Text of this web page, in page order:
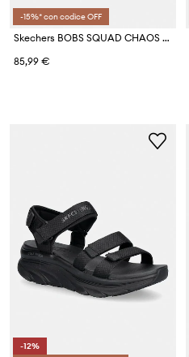
-15%* con codice OFF
Skechers BOBS SQUAD CHAOS sneakers da donna
85,99 €
-12%